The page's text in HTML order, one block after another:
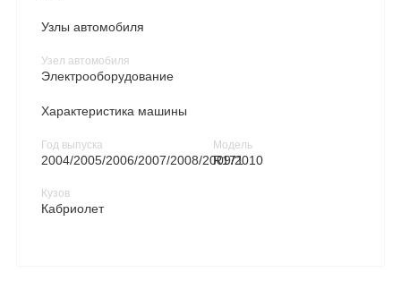
Узлы автомобиля
Узел автомобиля
Электрооборудование
Характеристика машины
Год выпуска
2004/2005/2006/2007/2008/2009/2010
Кузов
Кабриолет
Модель
R171